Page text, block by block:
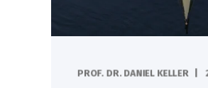
PROF. DR. DANIEL KELLER